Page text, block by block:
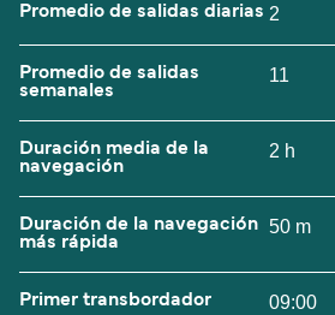
Promedio de salidas diarias 2
Promedio de salidas
semanales
11
Duración media de la
navegación
2 h
Duración de la navegación
más rápida
50 m
Primer transbordador 09:00